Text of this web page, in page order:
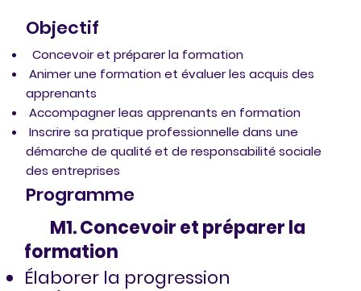
Objectif
Concevoir et préparer la formation
Animer une formation et évaluer les acquis des
apprenants
Accompagner leas apprenants en formation
Inscrire sa pratique professionnelle dans une
démarche de qualité et de responsabilité sociale
des entreprises
Programme
M1. Concevoir et préparer la
formation
Élaborer la progression